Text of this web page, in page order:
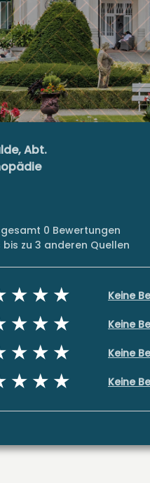
Abt.
0 Bewertungen
zu 3 anderen Quellen
Keine
Keine
Keine
Keine